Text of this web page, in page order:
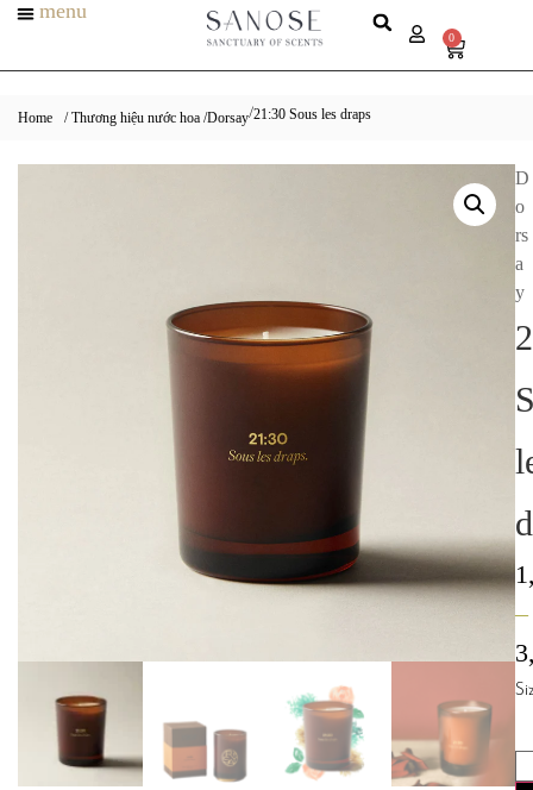
menu
0
Home / Thương hiệu nước hoa /Dorsay/21:30 Sous les draps
D
o
rs
a
y
–